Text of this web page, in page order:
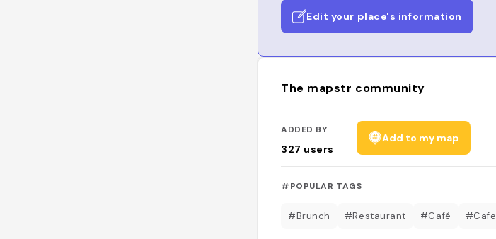
Edit your place's information
The mapstr community
ADDED BY
327 users
Add to my map
#POPULAR TAGS
#Brunch #Restaurant #Café #Cafe